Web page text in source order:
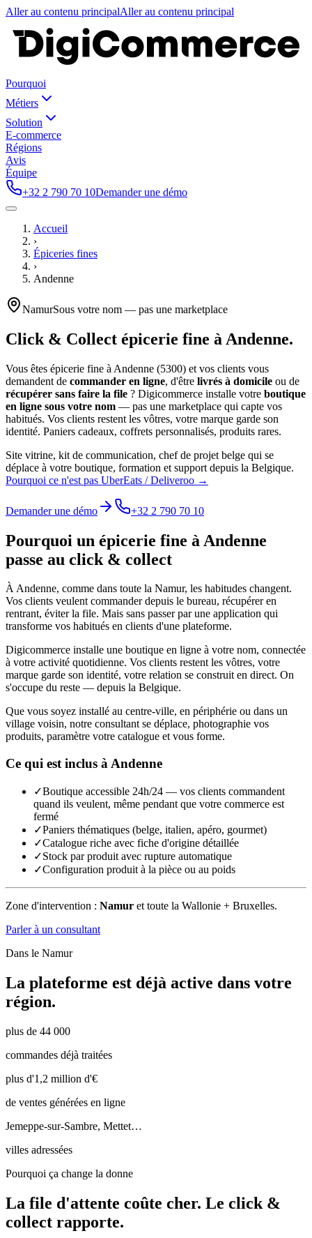
Aller au contenu principalAller au contenu principal
Pourquoi
Métiers
Solution
E-commerce
Régions
Avis
Équipe
+32 2 790 70 10Demander une démo
Accueil
›
Épiceries fines
›
Andenne
NamurSous votre nom — pas une marketplace
Click & Collect épicerie fine à Andenne.
Vous êtes épicerie fine à Andenne (5300) et vos clients vous
demandent de commander en ligne, d'être livrés à domicile ou de
récupérer sans faire la file ? Digicommerce installe votre boutique
en ligne sous votre nom — pas une marketplace qui capte vos
habitués. Vos clients restent les vôtres, votre marque garde son
identité. Paniers cadeaux, coffrets personnalisés, produits rares.
Site vitrine, kit de communication, chef de projet belge qui se
déplace à votre boutique, formation et support depuis la Belgique.
Pourquoi ce n'est pas UberEats / Deliveroo →
Demander une démo +32 2 790 70 10
Pourquoi un épicerie fine à Andenne
passe au click & collect
ÀAndenne, comme dans toute la Namur, les habitudes changent.
Vos clients veulent commander depuis le bureau, récupérer en
rentrant, éviter la file. Mais sans passer par une application qui
transforme vos habitués en clients d'une plateforme.
Digicommerce installe une boutique en ligne à votre nom, connectée
à votre activité quotidienne. Vos clients restent les vôtres, votre
marque garde son identité, votre relation se construit en direct. On
s'occupe du reste — depuis la Belgique.
Que vous soyez installé au centre-ville, en périphérie ou dans un
village voisin, notre consultant se déplace, photographie vos
produits, paramètre votre catalogue et vous forme.
Ce qui est inclus à Andenne
✓Boutique accessible 24h/24 — vos clients commandent
quand ils veulent, même pendant que votre commerce est
fermé
✓Paniers thématiques (belge, italien, apéro, gourmet)
✓Catalogue riche avec fiche d'origine détaillée
✓Stock par produit avec rupture automatique
✓Configuration produit à la pièce ou au poids
Zone d'intervention : Namur et toute la Wallonie + Bruxelles.
Parler à un consultant
Dans le Namur
La plateforme est déjà active dans votre
région.
plus de 44 000
commandes déjà traitées
plus d'1,2 million d'€
de ventes générées en ligne
Jemeppe-sur-Sambre, Mettet…
villes adressées
Pourquoi ça change la donne
La file d'attente coûte cher. Le click &
collect rapporte.